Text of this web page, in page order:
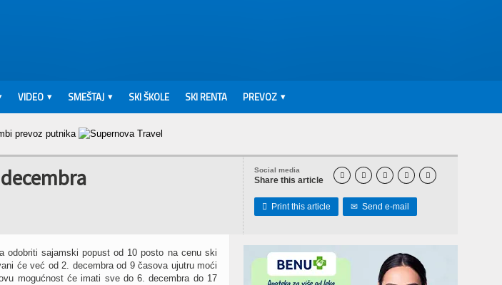
VIDEO SMEŠTAJ SKI ŠKOLE SKI RENTA PREVOZ
Social media
Share this article     
 Print this article ✉ Send e-mail
sajamski popust od 10 posto na cenu ski
će već od 2. decembra od 9 časova ujutru moći
mogućnost će imati sve do 6. decembra do 17